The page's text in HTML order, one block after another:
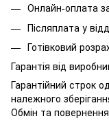
Онлайн-оплата
Післяплата у
Готівковий
Гарантія від
Гарантійний строк
належного
Обмін та